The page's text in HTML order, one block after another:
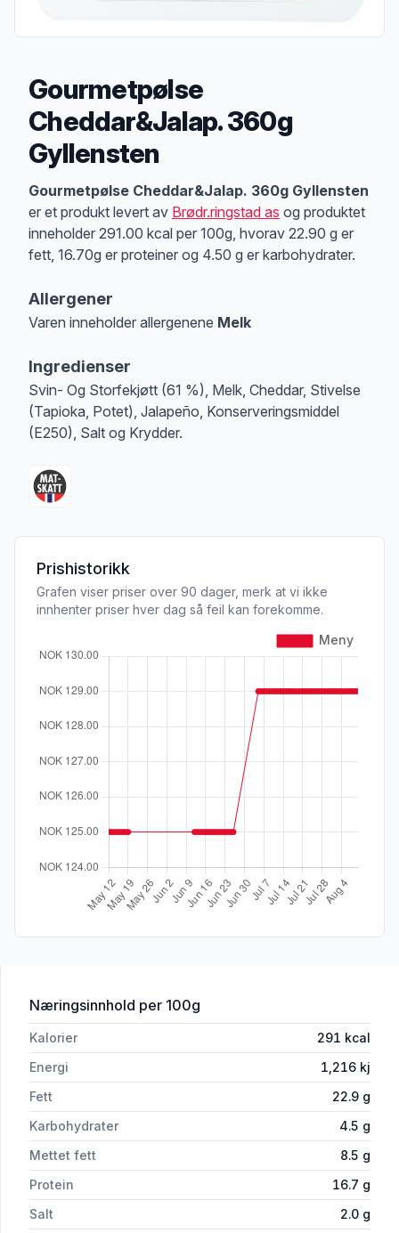
Gourmetpølse
Cheddar&Jalap. 360g
Gyllensten
Produktbeskrivelse
Gourmetpølse Cheddar&Jalap. 360g Gyllensten
er et produkt levert av Brødr.ringstad as og produktet
inneholder 291.00 kcal per 100g, hvorav 22.90 g er
fett, 16.70g er proteiner og 4.50 g er karbohydrater.
Allergener
Varen inneholder allergenene Melk
Ingredienser
Svin- Og Storfekjøtt (61 %), Melk, Cheddar, Stivelse
(Tapioka, Potet), Jalapeño, Konserveringsmiddel
(E250), Salt og Krydder.
Prishistorikk
Grafen viser priser over 90 dager, merk at vi ikke
innhenter priser hver dag så feil kan forekomme.
Næringsinnhold for 'Gourmetpølse Cheddar&Jalap.
per 100g
Kalorier 291 kcal
Energi
1,216 kj
Fett
22.9 g
Karbohydrater
4.5 g
Mettet fett
8.5 g
Protein
16.7 g
Salt
2.0 g